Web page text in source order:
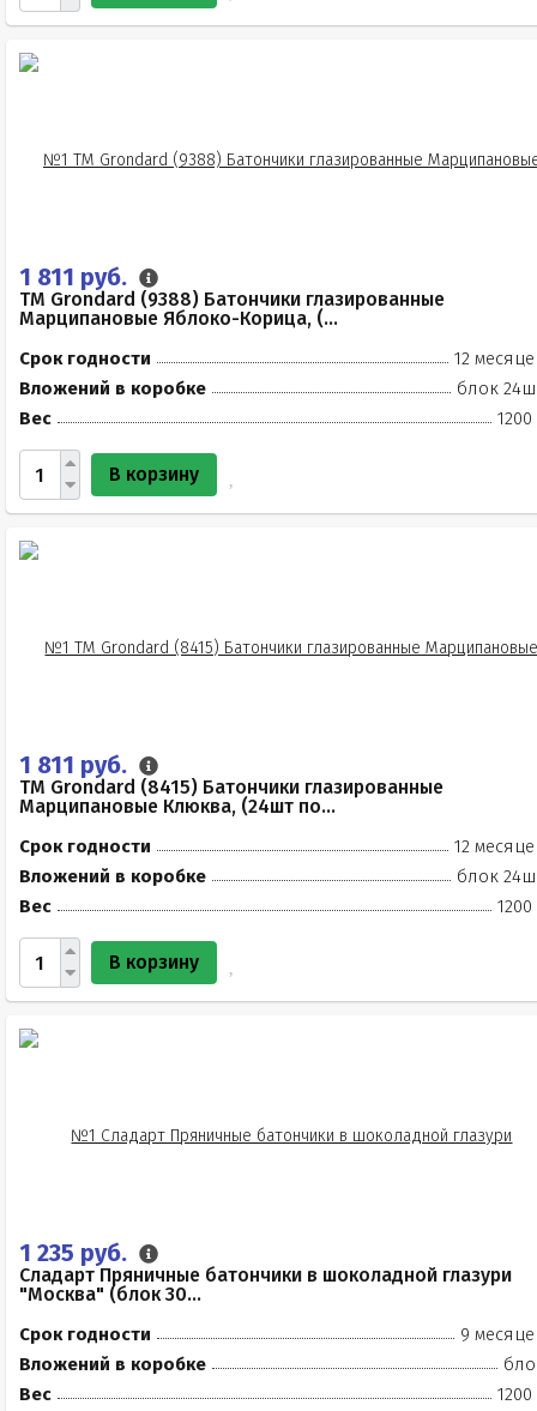
1 811 руб.
TM Grondard (9388) Батончики глазированные
Марципановые Яблоко-Корица, (...
Срок годности
12
Вложений в коробке
блок
Вес
1200
В корзину
1 811 руб.
TM Grondard (8415) Батончики глазированные
Марципановые Клюква, (24шт по...
Срок годности
12
Вложений в коробке
блок
Вес
1200
В корзину
1 235 руб.
Сладарт Пряничные батончики в шоколадной глазури
"Москва" (блок 30...
Срок годности
9
Вложений в коробке
Вес
1200